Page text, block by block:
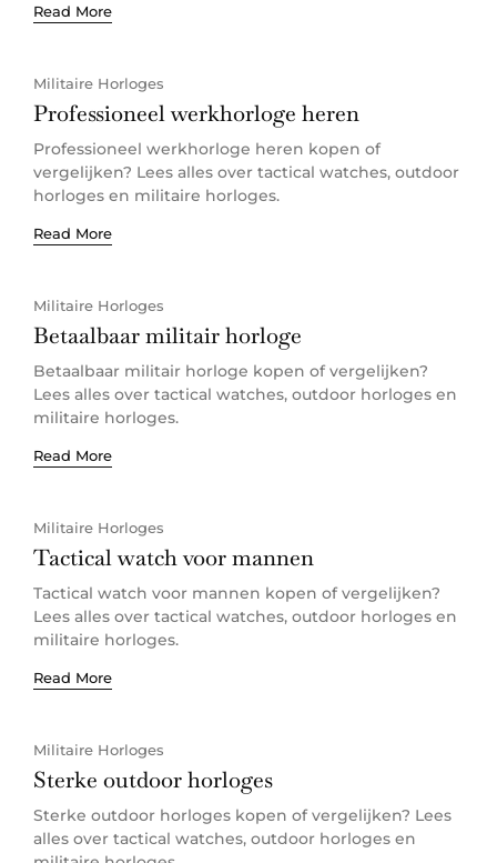
Read More
Militaire Horloges
Professioneel werkhorloge heren
Professioneel werkhorloge heren kopen of
vergelijken? Lees alles over tactical watches, outdoor
horloges en militaire horloges.
Read More
Militaire Horloges
Betaalbaar militair horloge
Betaalbaar militair horloge kopen of vergelijken?
Lees alles over tactical watches, outdoor horloges en
militaire horloges.
Read More
Militaire Horloges
Tactical watch voor mannen
Tactical watch voor mannen kopen of vergelijken?
Lees alles over tactical watches, outdoor horloges en
militaire horloges.
Read More
Militaire Horloges
Sterke outdoor horloges
Sterke outdoor horloges kopen of vergelijken? Lees
alles over tactical watches, outdoor horloges en